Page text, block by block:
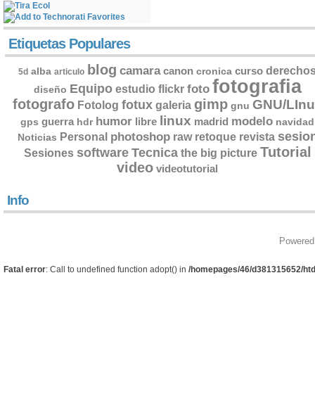
Etiquetas Populares
5d alba articulo blog camara canon cronica curso
diseño Equipo estudio flickr foto fotografia
fotografo Fotolog fotux galeria gimp gnu GNU/
gps guerra hdr humor libre linux madrid modelo navidad
Noticias Personal photoshop raw retoque revista
Sesiones software Tecnica the big picture Tutorial
video videotutorial
Info
Fatal error: Call to undefined function adopt() in /homepages/46/d381315652/